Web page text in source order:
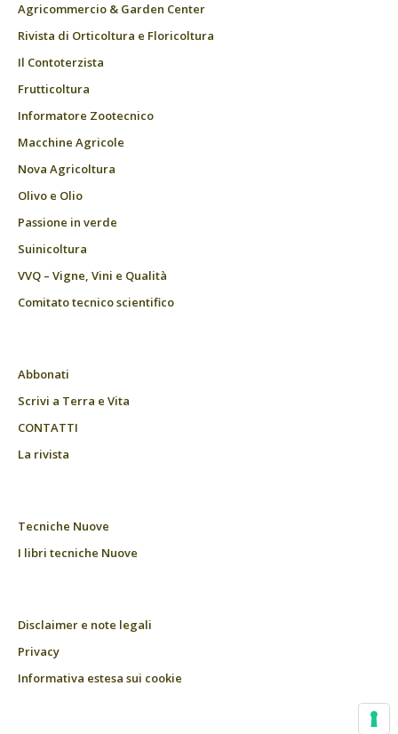
Agricommercio & Garden Center
Rivista di Orticoltura e Floricoltura
Il Contoterzista
Frutticoltura
Informatore Zootecnico
Macchine Agricole
Nova Agricoltura
Olivo e Olio
Passione in verde
Suinicoltura
VVQ – Vigne, Vini e Qualità
Comitato tecnico scientifico
Abbonati
Scrivi a Terra e Vita
CONTATTI
La rivista
Tecniche Nuove
I libri tecniche Nuove
Disclaimer e note legali
Privacy
Informativa estesa sui cookie